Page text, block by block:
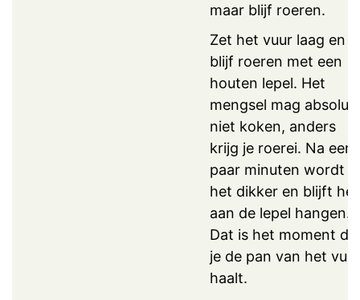
maar blijf roeren.
Zet het vuur laag en
blijf roeren met een
houten lepel. Het
mengsel mag
niet koken, anders
krijg je roerei. Na een
paar minuten wordt
het dikker en blijft het
aan de lepel hangen.
Dat is het moment
je de pan van het vuur
haalt.